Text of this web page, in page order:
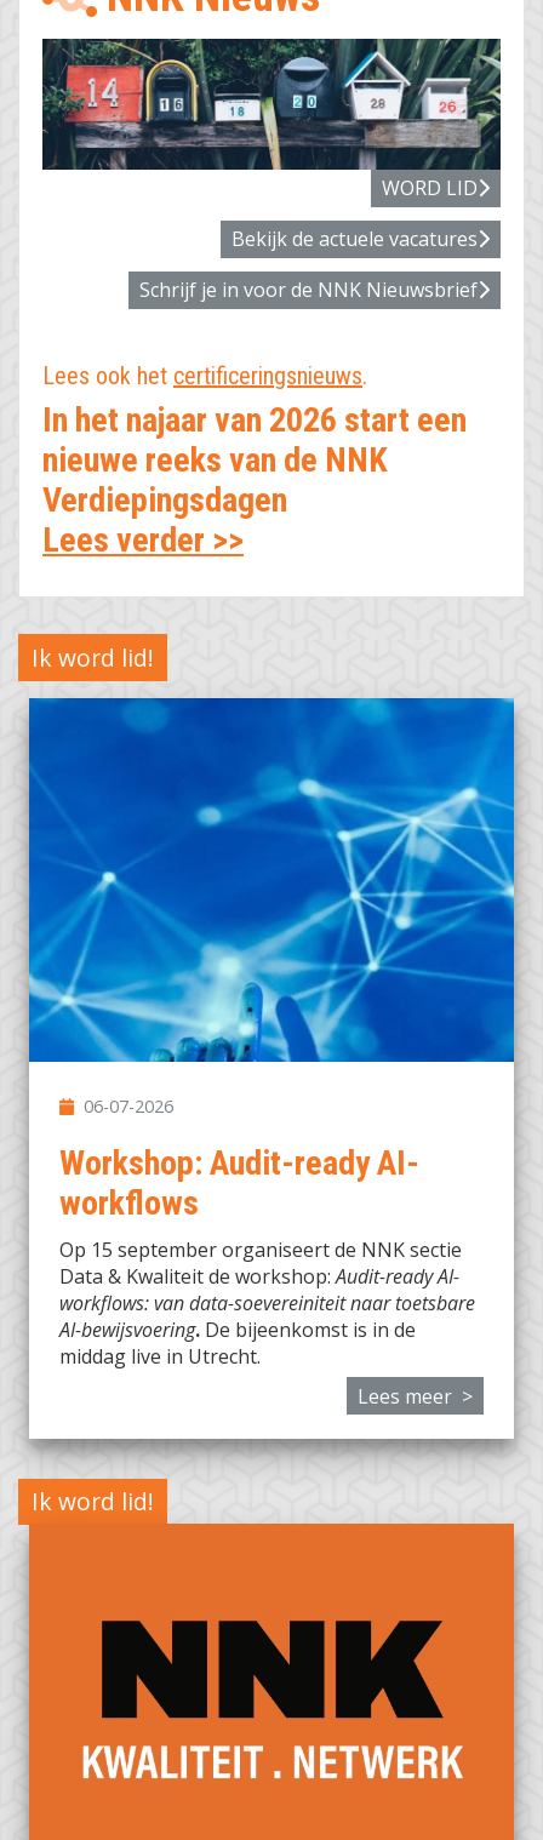
Haal meer uit jezelf en jouw team
WORD LID
Bekijk de actuele vacatures
Schrijf je in voor de NNK Nieuwsbrief
Lees ook het certificeringsnieuws.
In het najaar van 2026 start een
nieuwe reeks van de NNK
Verdiepingsdagen
Lees verder >>
Ik word lid!
06-07-2026
Workshop: Audit-ready AI-
workflows
Op 15 september organiseert de NNK sectie
Data & Kwaliteit de workshop:Audit-ready AI-
workflows: van data-soevereiniteit naar toetsbare
AI-bewijsvoering. De bijeenkomst is in de
middag live in Utrecht.
Lees meer >
Ik word lid!